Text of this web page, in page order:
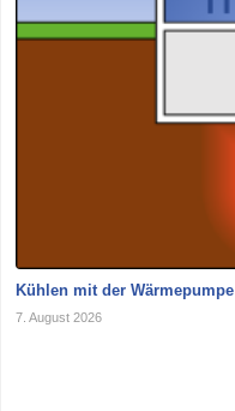
Kühlen mit der Wärmepumpe
7. August 2026